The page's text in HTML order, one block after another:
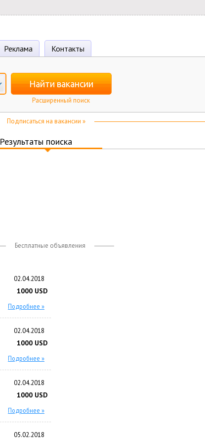
Реклама Контакты
Найти вакансии
Расширенный поиск
Подписаться на вакансии »
Результаты поиска
Бесплатные объявления
02.04.2018
1000 USD
Подробнее »
02.04.2018
1000 USD
Подробнее »
02.04.2018
1000 USD
Подробнее »
05.02.2018